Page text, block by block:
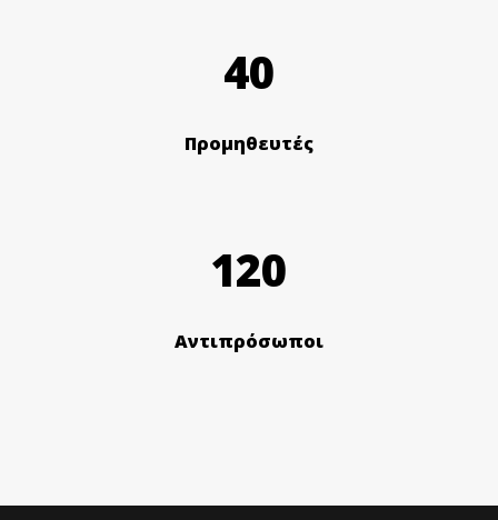
40
Προμηθευτές
120
Αντιπρόσωποι